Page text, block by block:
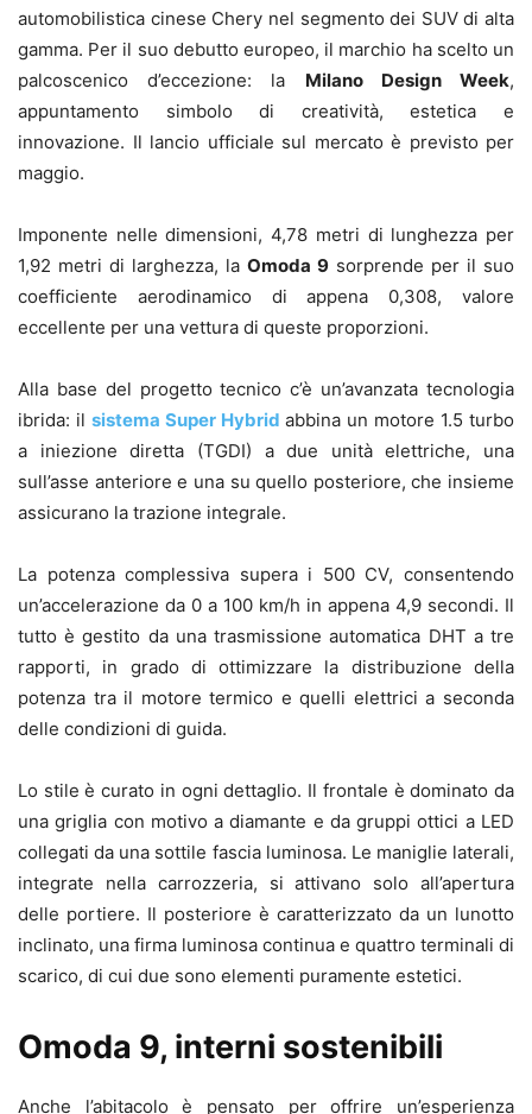
automobilistica cinese Chery nel segmento dei SUV di alta
gamma. Per il suo debutto europeo, il marchio ha scelto un
palcoscenico d’eccezione: la Milano Design Week,
appuntamento simbolo di creatività, estetica e
innovazione. Il lancio ufficiale sul mercato è previsto per
maggio.
Imponente nelle dimensioni, 4,78 metri di lunghezza per
1,92 metri di larghezza, la Omoda 9 sorprende per il suo
coefficiente aerodinamico di appena 0,308, valore
eccellente per una vettura di queste proporzioni.
Alla base del progetto tecnico c’è un’avanzata tecnologia
ibrida: il sistema Super Hybrid abbina un motore 1.5 turbo
a iniezione diretta (TGDI) a due unità elettriche, una
sull’asse anteriore e una su quello posteriore, che insieme
assicurano la trazione integrale.
La potenza complessiva supera i 500 CV, consentendo
un’accelerazione da 0 a 100 km/h in appena 4,9 secondi. Il
tutto è gestito da una trasmissione automatica DHT a tre
rapporti, in grado di ottimizzare la distribuzione della
potenza tra il motore termico e quelli elettrici a seconda
delle condizioni di guida.
Lo stile è curato in ogni dettaglio. Il frontale è dominato da
una griglia con motivo a diamante e da gruppi ottici a LED
collegati da una sottile fascia luminosa. Le maniglie laterali,
integrate nella carrozzeria, si attivano solo all’apertura
delle portiere. Il posteriore è caratterizzato da un lunotto
inclinato, una firma luminosa continua e quattro terminali di
scarico, di cui due sono elementi puramente estetici.
Omoda 9, interni sostenibili
Anche l’abitacolo è pensato per offrire un’esperienza